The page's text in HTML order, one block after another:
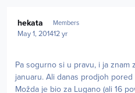
hekata Members
May 1, 201412 yr
Pa sogurno si u pravu, i ja znam
januaru. Ali danas prodjoh
Možda je bio za Lugano (ali 16